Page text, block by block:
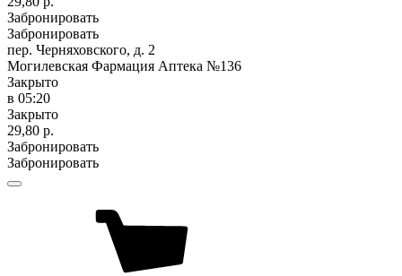
Забронировать
Забронировать
пер. Черняховского, д. 2
Могилевская Фармация Аптека №136
Закрыто
в 05:20
Закрыто
29,80 р.
Забронировать
Забронировать